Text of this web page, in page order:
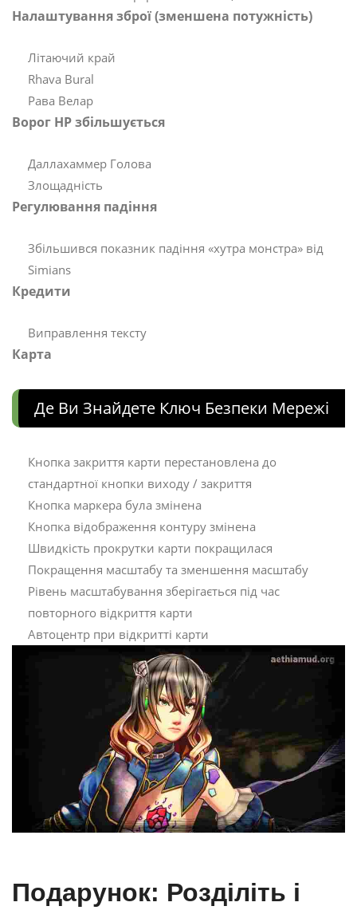
Налаштування зброї (зменшена потужність)
Літаючий край
Rhava Bural
Рава Велар
Ворог HP збільшується
Даллахаммер Голова
Злощадність
Регулювання падіння
Збільшився показник падіння «хутра монстра» від
Simians
Кредити
Виправлення тексту
Карта
Де Ви Знайдете Ключ Безпеки Мережі
Кнопка закриття карти перестановлена ​​до
стандартної кнопки виходу / закриття
Кнопка маркера була змінена
Кнопка відображення контуру змінена
Швидкість прокрутки карти покращилася
Покращення масштабу та зменшення масштабу
Рівень масштабування зберігається під час
повторного відкриття карти
Автоцентр при відкритті карти
Подарунок: Розділіть і